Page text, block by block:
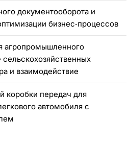
документооборота и
бизнес‑процессов
агропромышленного
и взаимодействие
коробки передач для
автомобиля с